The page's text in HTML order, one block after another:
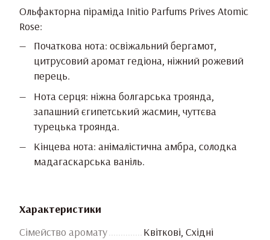
Ольфакторна піраміда Initio Parfums Prives Atomic
Rose:
Початкова нота: освіжальний бергамот,
цитрусовий аромат гедіона, ніжний рожевий
перець.
Нота серця: ніжна болгарська троянда,
запашний єгипетський жасмин, чуттєва
турецька троянда.
Кінцева нота: анімалістична амбра, солодка
мадагаскарська ваніль.
Характеристики
Сімейство аромату
Квіткові, Східні